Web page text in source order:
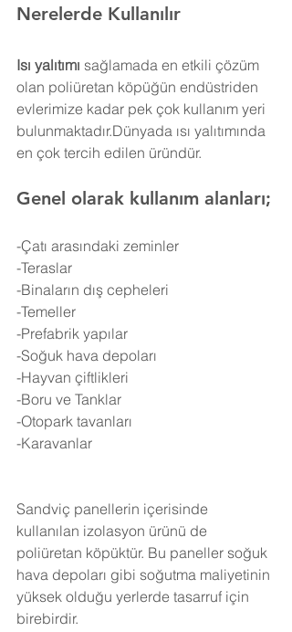
Nerelerde Kullanılır
Isı yalıtımı sağlamada en etkili çözüm
olan poliüretan köpüğün endüstriden
evlerimize kadar pek çok kullanım yeri
bulunmaktadır.Dünyada ısı yalıtımında
en çok tercih edilen üründür.
Genel olarak kullanım alanları;
-Çatı arasındaki zeminler
-Teraslar
-Binaların dış cepheleri
-Temeller
-Prefabrik yapılar
-Soğuk hava depoları
-Hayvan çiftlikleri
-Boru ve Tanklar
-Otopark tavanları
-Karavanlar
Sandviç panellerin içerisinde
kullanılan izolasyon ürünü de
poliüretan köpüktür. Bu paneller soğuk
hava depoları gibi soğutma maliyetinin
yüksek olduğu yerlerde tasarruf için
birebirdir.